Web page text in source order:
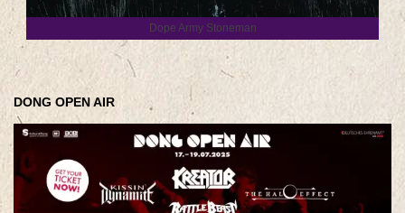
Dope Army Stoneman
DONG OPEN AIR